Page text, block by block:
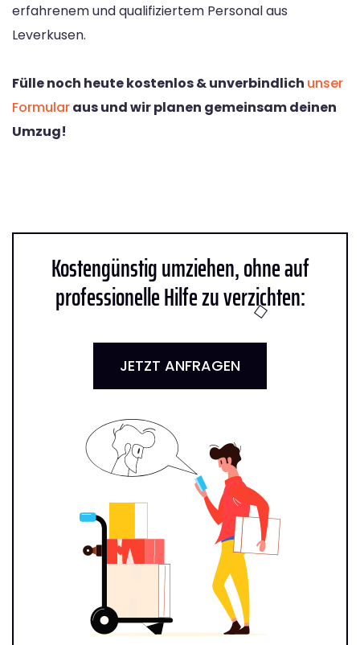
erfahrenem und qualifiziertem Personal aus
Leverkusen.
Fülle noch heute kostenlos & unverbindlich unser
Formularaus und wir planen gemeinsam deinen
Umzug!
Kostengünstig umziehen, ohne auf
professionelle Hilfe zu verzichten:
JETZT ANFRAGEN